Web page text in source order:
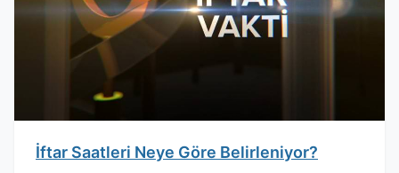
İftar Saatleri Neye Göre Belirleniyor?